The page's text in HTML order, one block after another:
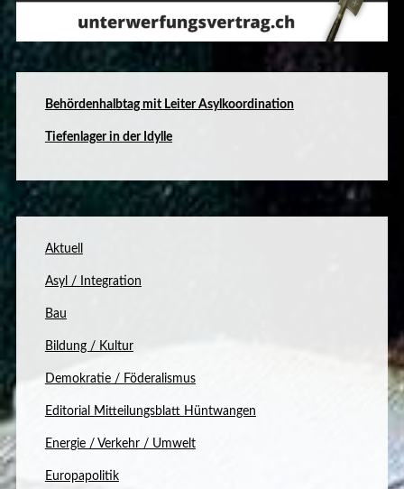
Behördenhalbtag mit Leiter Asylkoordination
Tiefenlager in der Idylle
Aktuell
Asyl / Integration
Bau
Bildung / Kultur
Demokratie / Föderalismus
Editorial Mitteilungsblatt Hüntwangen
Energie / Verkehr / Umwelt
Europapolitik